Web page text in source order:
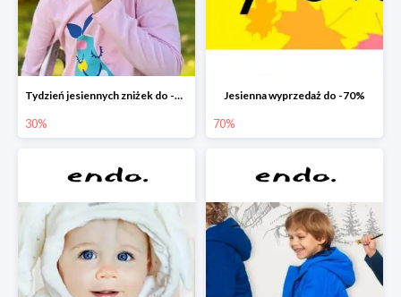
Tydzień jesiennych zniżek do -30%
30%
Jesienna wyprzedaż do -70%
70%